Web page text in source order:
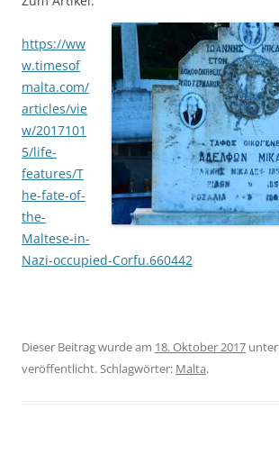
https://ww
w.timesof
malta.com/
articles/vie
w/2017101
5/life-
features/T
he-fate-of-
the-
Maltese-in-
Nazi-occupied-Corfu.660442
Dieser Beitrag wurde am 18. Oktober 2017 unter
veröffentlicht. Schlagwörter: Malta.